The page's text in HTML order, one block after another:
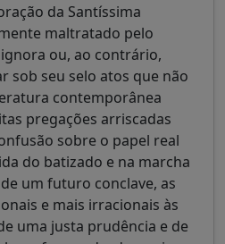
da Santíssima
maltratado pelo
ou, ao contrário,
sob seu selo atos que não
contemporânea
pregações arriscadas
sobre o papel real
do batizado e na marcha
um futuro conclave, as
e mais irracionais às
uma justa prudência e de